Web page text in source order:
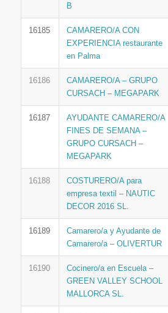
B
16185
CAMARERO/A CON
EXPERIENCIA restaurante
en Palma
16186
CAMARERO/A – GRUPO
CURSACH – MEGAPARK
16187
AYUDANTE CAMARERO/A
FINES DE SEMANA –
GRUPO CURSACH –
MEGAPARK
16188
COSTURERO/A para
empresa textil – NAUTIC
DECOR 2016 SL.
16189
Camarero/a y Ayudante de
Camarero/a – OLIVERTUR
16190
Cocinero/a en Escuela –
GREEN VALLEY SCHOOL
MALLORCA SL.